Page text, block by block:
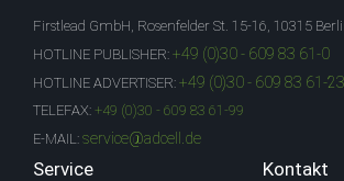
Firstlead GmbH, Rosenfelder St. 15-16, 10315
HOTLINE PUBLISHER: +49 (0)30 - 609 83 61-0
HOTLINE ADVERTISER: +49 (0)30 - 609 83 61-23
TELEFAX: +49 (0)30 - 609 83 61-99
E-MAIL: service@adcell.de
Service Kontakt